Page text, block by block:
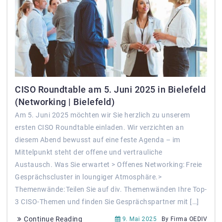
CISO Roundtable am 5. Juni 2025 in Bielefeld
(Networking | Bielefeld)
Am 5. Juni 2025 möchten wir Sie herzlich zu unserem
ersten CISO Roundtable einladen. Wir verzichten an
diesem Abend bewusst auf eine feste Agenda – im
Mittelpunkt steht der offene und vertrauliche
Austausch. Was Sie erwartet > Offenes Networking: Freie
Gesprächscluster in loungiger Atmosphäre.>
Themenwände: Teilen Sie auf div. Themenwänden Ihre Top-
3 CISO-Themen und finden Sie Gesprächspartner mit […]
Continue Reading 9. Mai 2025 By Firma OEDIV